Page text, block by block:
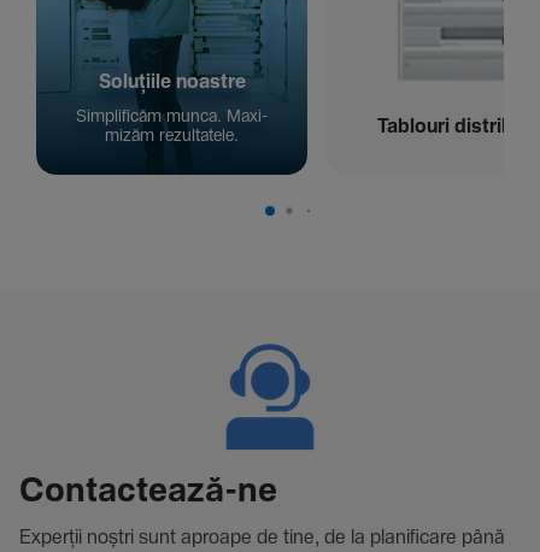
Solu­țiile noastre
Simpli­ficăm munca. Maxi­
mizăm rezul­ta­tele.
Tablouri
Contac­tează-ne
Experții noștri sunt aproape de tine, de la plani­fi­care până